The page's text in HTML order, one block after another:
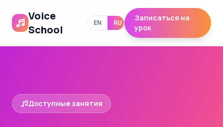
Voice
School
EN RU
Записаться на
урок
Доступные занятия